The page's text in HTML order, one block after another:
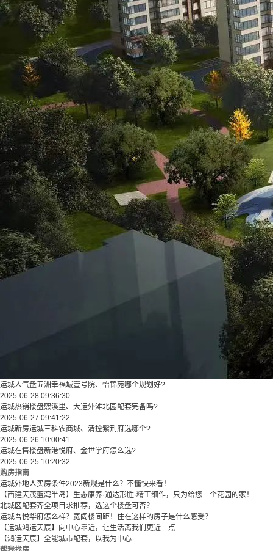
运城人气盘五洲幸福城壹号院、怡锦苑哪个规划好?
2025-06-28 09:36:30
运城热销楼盘熙溪里、大运外滩北园配套完备吗?
2025-06-27 09:41:22
运城新房运城三科农商城、清控紫荆府选哪个?
2025-06-26 10:00:41
运城在售楼盘新港悦府、金世学府怎么选?
2025-06-25 10:20:32
购房指南
运城外地人买房条件2023新规是什么？不懂快来看！
【西建天茂蓝湾半岛】生态康养·通达形胜·精工细作，只为给您一个花园的家！
北城区配套齐全项目求推荐，选这个楼盘可否？
运城吾悦华府怎么样？宽阔楼间距！住在这样的房子是什么感受？
【运城鸿运天宸】向中心靠近，让生活离我们更近一点
【鸿运天宸】全能城市配套，以我为中心